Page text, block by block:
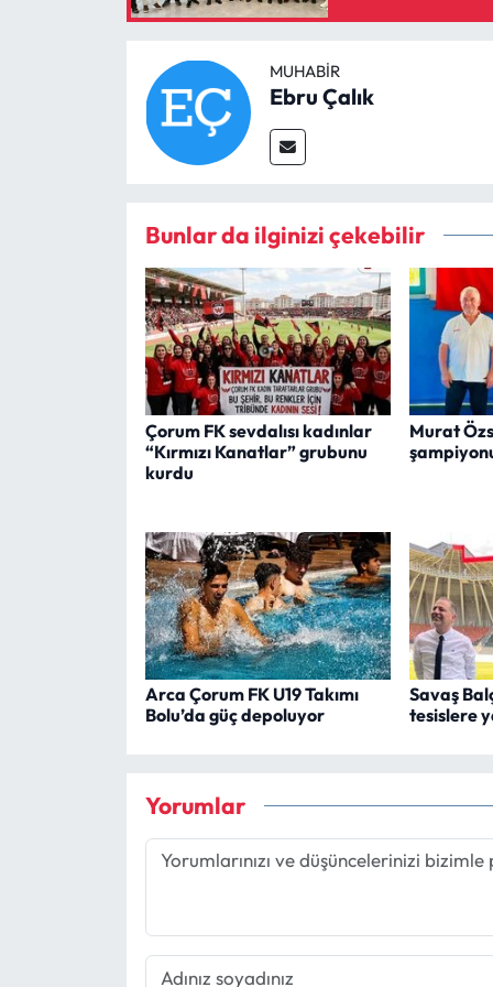
MUHABIR
Ebru Çalık
Bunlar da ilginizi çekebilir
Çorum FK sevdalısı kadınlar
“Kırmızı Kanatlar” grubunu
kurdu
Murat
Arca Çorum FK U19 Takımı
Bolu’da güç depoluyor
Savaş
tesislere
Yorumlar